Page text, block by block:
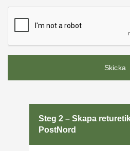
Steg 2 – Skapa
PostNord